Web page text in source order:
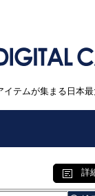
イテムが集まる日本
詳